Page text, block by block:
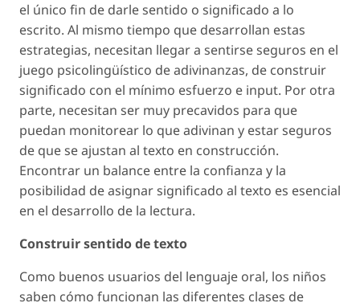
el único fin de darle sentido o significado a lo
escrito. Al mismo tiempo que desarrollan estas
estrategias, necesitan llegar a sentirse seguros en el
juego psicolingüístico de adivinanzas, de construir
significado con el mínimo esfuerzo e input. Por otra
parte, necesitan ser muy precavidos para que
puedan monitorear lo que adivinan y estar seguros
de que se ajustan al texto en construcción.
Encontrar un balance entre la confianza y la
posibilidad de asignar significado al texto es esencial
en el desarrollo de la lectura.
Construir sentido de texto
Como buenos usuarios del lenguaje oral, los niños
saben cómo funcionan las diferentes clases de